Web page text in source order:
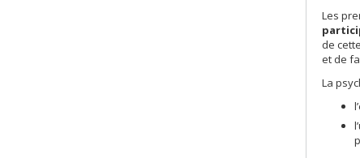
Les
de
et de
La